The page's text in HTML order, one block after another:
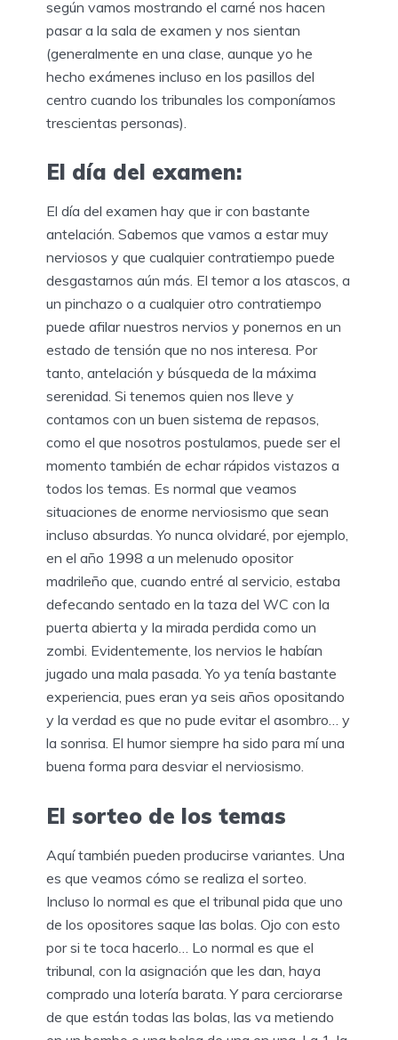
según vamos mostrando el carné nos hacen
pasar a la sala de examen y nos sientan
(generalmente en una clase, aunque yo he
hecho exámenes incluso en los pasillos del
centro cuando los tribunales los componíamos
trescientas personas).
El día del examen:
El día del examen hay que ir con bastante
antelación. Sabemos que vamos a estar muy
nerviosos y que cualquier contratiempo puede
desgastarnos aún más. El temor a los atascos, a
un pinchazo o a cualquier otro contratiempo
puede afilar nuestros nervios y ponernos en un
estado de tensión que no nos interesa. Por
tanto, antelación y búsqueda de la máxima
serenidad. Si tenemos quien nos lleve y
contamos con un buen sistema de repasos,
como el que nosotros postulamos, puede ser el
momento también de echar rápidos vistazos a
todos los temas. Es normal que veamos
situaciones de enorme nerviosismo que sean
incluso absurdas. Yo nunca olvidaré, por ejemplo,
en el año 1998 a un melenudo opositor
madrileño que, cuando entré al servicio, estaba
defecando sentado en la taza del WC con la
puerta abierta y la mirada perdida como un
zombi. Evidentemente, los nervios le habían
jugado una mala pasada. Yo ya tenía bastante
experiencia, pues eran ya seis años opositando
y la verdad es que no pude evitar el asombro… y
la sonrisa. El humor siempre ha sido para mí una
buena forma para desviar el nerviosismo.
El sorteo de los temas
Aquí también pueden producirse variantes. Una
es que veamos cómo se realiza el sorteo.
Incluso lo normal es que el tribunal pida que uno
de los opositores saque las bolas. Ojo con esto
por si te toca hacerlo… Lo normal es que el
tribunal, con la asignación que les dan, haya
comprado una lotería barata. Y para cerciorarse
de que están todas las bolas, las va metiendo